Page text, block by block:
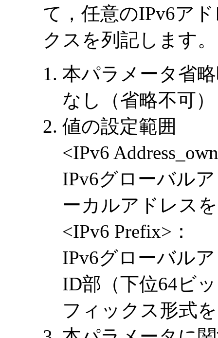
て，任意のIPv6ア
クスを列記します。
本パラメータ省
なし（省略不可）
値の設定範囲
<IPv6
IPv6グローバル
ーカルアドレス
<IPv6 Prefix>：
IPv6グローバル
ID部（下位64ビ
フィックス形式